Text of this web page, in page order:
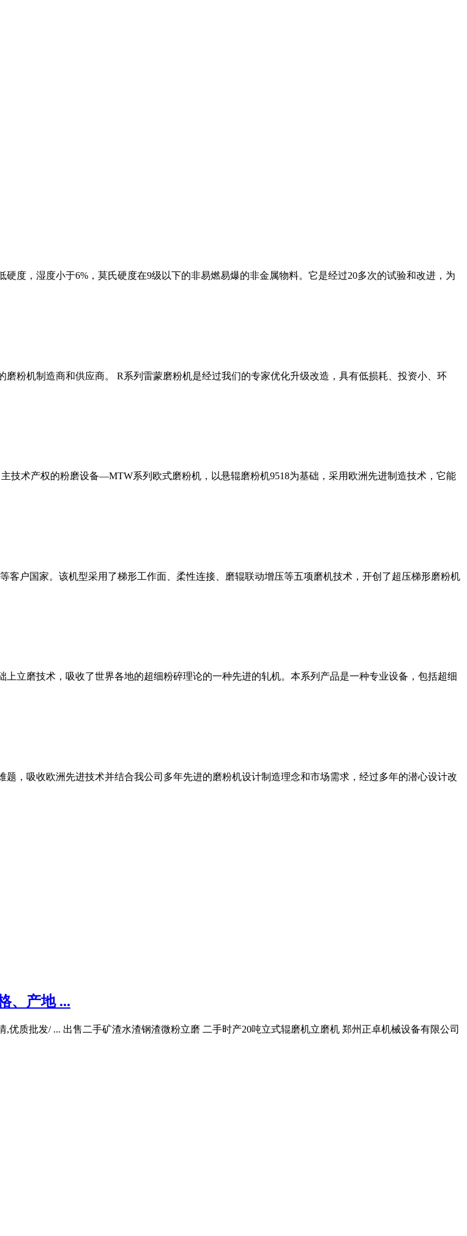
度，湿度小于6%，莫氏硬度在9级以下的非易燃易爆的非金属物料。它是经过20多次的试验和改进，为
粉机制造商和供应商。 R系列雷蒙磨粉机是经过我们的专家优化升级改造，具有低损耗、投资小、环
技术产权的粉磨设备—MTW系列欧式磨粉机，以悬辊磨粉机9518为基础，采用欧洲先进制造技术，它能
客户国家。该机型采用了梯形工作面、柔性连接、磨辊联动增压等五项磨机技术，开创了超压梯形磨粉机
立磨技术，吸收了世界各地的超细粉碎理论的一种先进的轧机。本系列产品是一种专业设备，包括超细
，吸收欧洲先进技术并结合我公司多年先进的磨粉机设计制造理念和市场需求，经过多年的潜心设计改
、产地 ...
质批发/ ... 出售二手矿渣水渣钢渣微粉立磨 二手时产20吨立式辊磨机立磨机 郑州正卓机械设备有限公司